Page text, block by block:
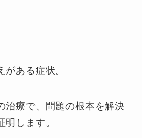
がある症状。
治療で、問題の根本を解決
明します。